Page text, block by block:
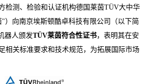
检测、检验和认证机构德国莱茵TÜV大中华
）向南京埃斯顿酷卓科技有限公司（以下简
器人颁发TÜV莱茵符合性证书，表明其在安
相关标准要求和技术规范，为拓展国际市场